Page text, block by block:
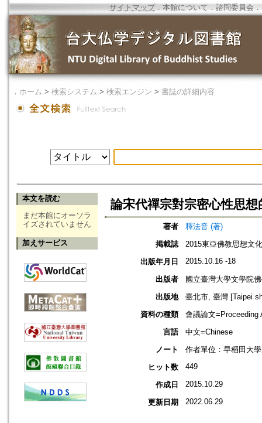
サイトマップ．本館について ． 諮問委員会 ．
． ホーム > 検索システム > 検索エンジン > 書誌の詳細内容
本文を読む
まだ本館にオーソラ
イズされていません
加えサービス
論宋代禪宗對宗密心性思想
著者
釋法音 (著)
掲載誌
2015東亞佛教思想文
出版年月日
2015.10.16 -18
出版者
國立臺灣大學文學院
出版地
臺北市, 臺灣 [Taipei
資料の種類
會議論文=Proceeding
言語
中文=Chinese
ノート
作者單位：早稻田大
ヒット数
449
作成日 2015.10.29
更新日期 2022.06.29